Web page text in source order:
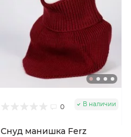
0 В наличии
Снуд манишка Ferz